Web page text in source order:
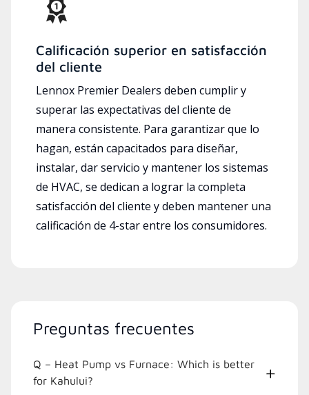
Calificación superior en satisfacción
del cliente
Lennox Premier Dealers deben cumplir y
superar las expectativas del cliente de
manera consistente. Para garantizar que lo
hagan, están capacitados para diseñar,
instalar, dar servicio y mantener los sistemas
de HVAC, se dedican a lograr la completa
satisfacción del cliente y deben mantener una
calificación de 4-star entre los consumidores.
Preguntas frecuentes
Q – Heat Pump vs Furnace: Which is better
for Kahului?